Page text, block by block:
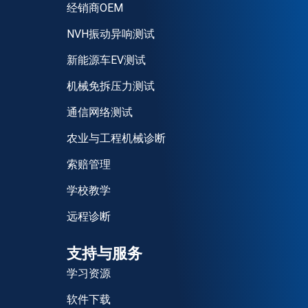
经销商OEM
NVH振动异响测试
新能源车EV测试
机械免拆压力测试
通信网络测试
农业与工程机械诊断
索赔管理
学校教学
远程诊断
支持与服务
学习资源
软件下载